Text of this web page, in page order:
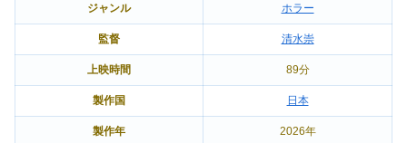
ジャンル ホラー
監督 清水崇
上映時間 89分
製作国 日本
製作年 2026年